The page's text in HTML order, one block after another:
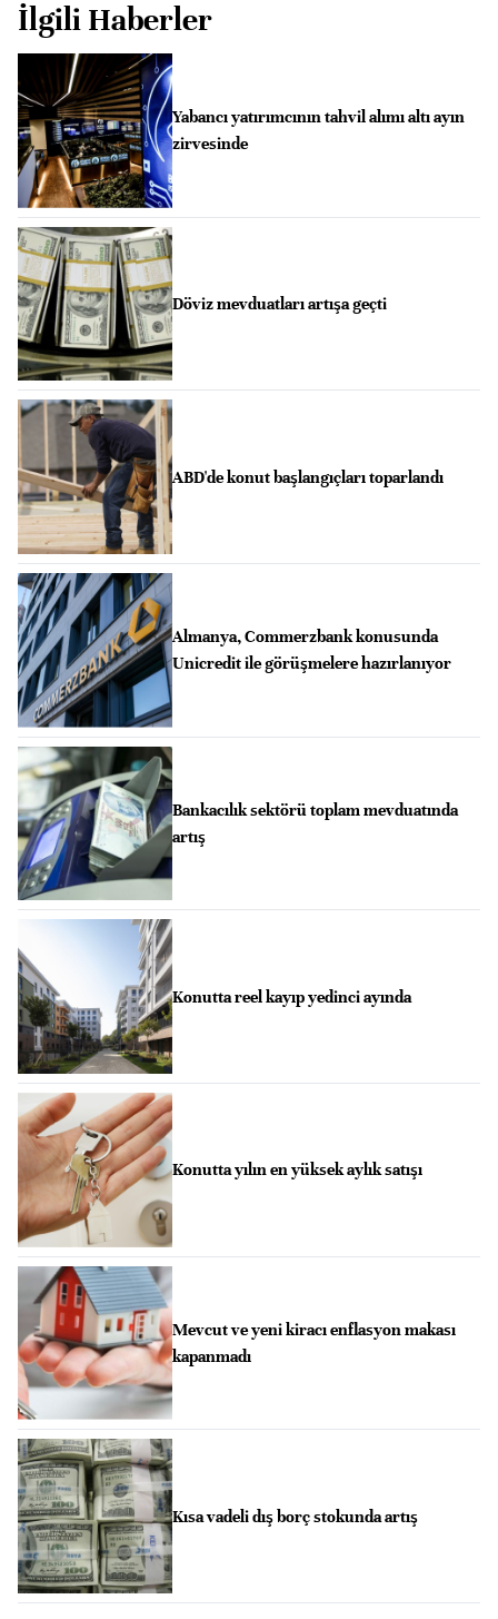
İlgili Haberler
Yabancı yatırımcının tahvil alımı altı ayın
zirvesinde
Döviz mevduatları artışa geçti
ABD'de konut başlangıçları toparlandı
Almanya, Commerzbank konusunda
Unicredit ile görüşmelere hazırlanıyor
Bankacılık sektörü toplam mevduatında
artış
Konutta reel kayıp yedinci ayında
Konutta yılın en yüksek aylık satışı
Mevcut ve yeni kiracı enflasyon makası
kapanmadı
Kısa vadeli dış borç stokunda artış